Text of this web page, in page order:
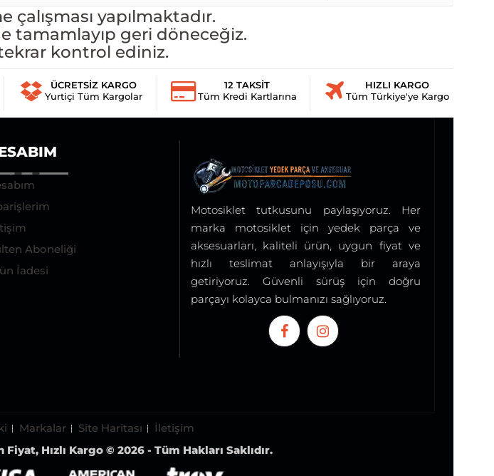
yapılmaktadır.
tamamlayıp geri döneceğiz.
kontrol ediniz.
ÜCRETSİZ KARGO
Yurtiçi Tüm Kargolar
12 TAKSİT
Tüm Kredi Kartlarına
HIZLI KARGO
Tüm Türkiye'ye Kargo
Aboneliği
İadesi
Motosiklet tutkusunu paylaşıyoruz. Her
marka motosiklet için yedek parça ve
aksesuarları, kaliteli ürün, uygun fiyat ve
hızlı teslimat anlayışıyla bir araya
getiriyoruz. Güvenli sürüş için doğru
parçayı kolayca bulmanızı sağlıyoruz.
Markalar Site Haritası
İletişim
Hızlı Kargo © 2026 - Tüm Hakları Saklıdır.